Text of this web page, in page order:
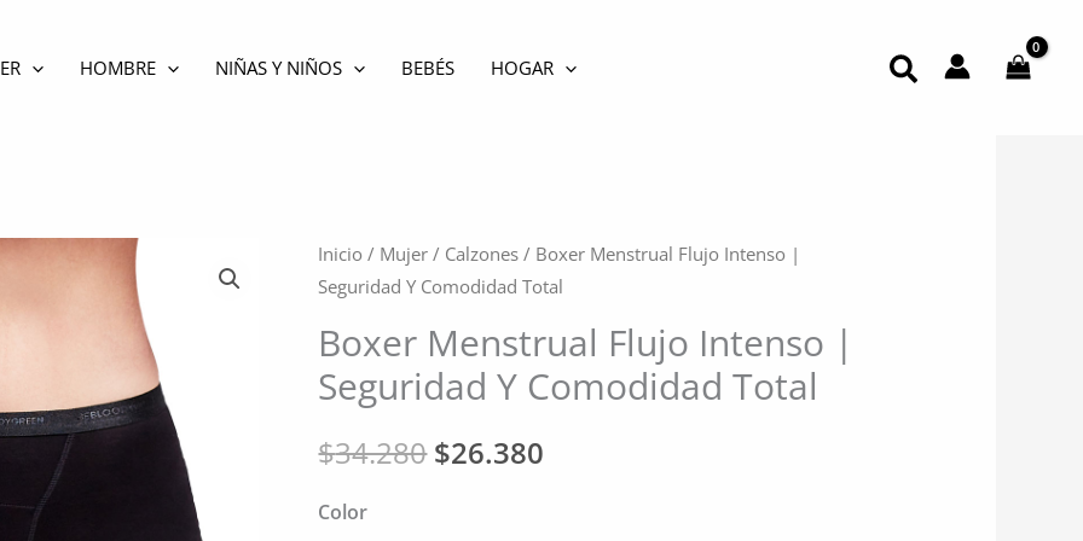
HOMBRE NIÑAS Y NIÑOS BEBÉS HOGAR Buscar
Inicio / Mujer / Calzones / Boxer Menstrual Flujo Intenso |
Seguridad Y Comodidad Total
Boxer Menstrual Flujo Intenso |
Seguridad Y Comodidad Total
$34.280El
$26.380
Color